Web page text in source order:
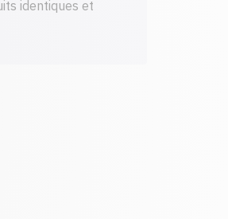
identiques et